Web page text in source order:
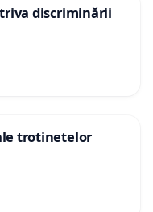
discriminării
trotinetelor